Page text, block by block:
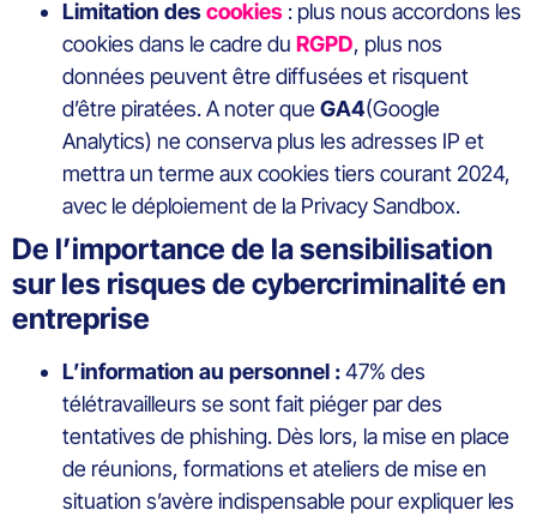
Limitation descookies : plus nous accordons les
cookies dans le cadre du RGPD, plus nos
données peuvent être diffusées et risquent
d’être piratées. A noter queGA4(Google
Analytics) ne conserva plus les adresses IP et
mettra un terme aux cookies tiers courant 2024,
avec le déploiement de la Privacy Sandbox.
De l’importance de la sensibilisation
sur les risques de cybercriminalité en
entreprise
L’information au personnel :47% des
télétravailleurs se sont fait piéger par des
tentatives de phishing. Dès lors, la mise en place
de réunions, formations et ateliers de mise en
situation s’avère indispensable pour expliquer les